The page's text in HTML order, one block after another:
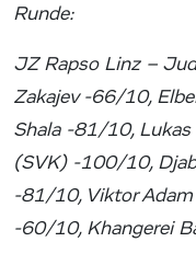
Runde:
JZ Rapso Linz –
Zakajev -66/10,
Shala -81/10,
(SVK) -100/10,
-81/10, Viktor
-60/10, Khangerei